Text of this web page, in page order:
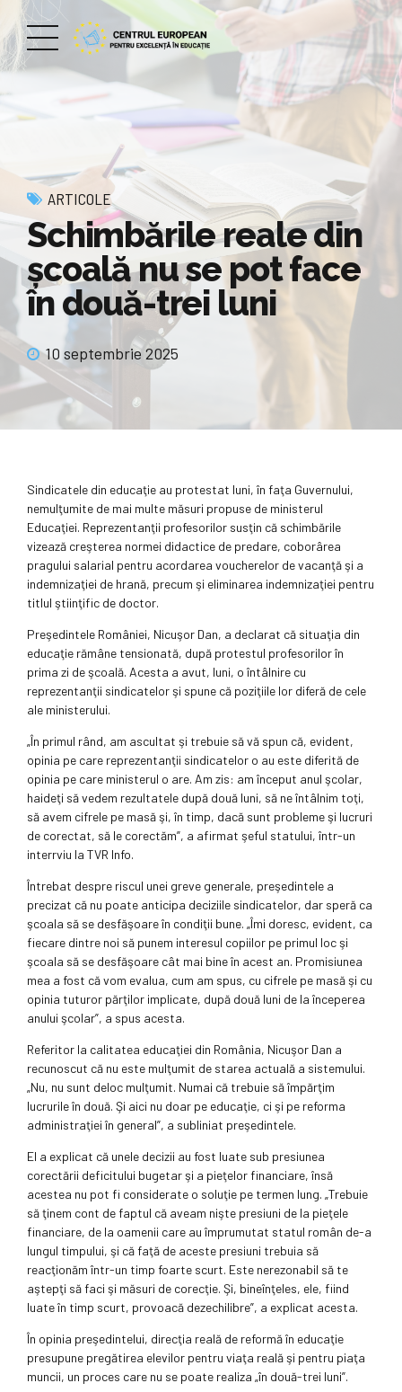
ARTICOLE
Schimbările reale din
şcoală nu se pot face
în două-trei luni
10 septembrie 2025
Sindicatele din educaţie au protestat luni, în faţa Guvernului,
nemulţumite de mai multe măsuri propuse de ministerul
Educaţiei. Reprezentanţii profesorilor susţin că schimbările
vizează creşterea normei didactice de predare, coborârea
pragului salarial pentru acordarea voucherelor de vacanţă şi a
indemnizaţiei de hrană, precum şi eliminarea indemnizaţiei pentru
titlul ştiinţific de doctor.
Preşedintele României, Nicuşor Dan, a declarat că situaţia din
educaţie rămâne tensionată, după protestul profesorilor în
prima zi de şcoală. Acesta a avut, luni, o întâlnire cu
reprezentanţii sindicatelor şi spune că poziţiile lor diferă de cele
ale ministerului.
„În primul rând, am ascultat şi trebuie să vă spun că, evident,
opinia pe care reprezentanţii sindicatelor o au este diferită de
opinia pe care ministerul o are. Am zis: am început anul şcolar,
haideţi să vedem rezultatele după două luni, să ne întâlnim toţi,
să avem cifrele pe masă şi, în timp, dacă sunt probleme şi lucruri
de corectat, să le corectăm”, a afirmat şeful statului, într-un
interrviu la TVR Info.
Întrebat despre riscul unei greve generale, preşedintele a
precizat că nu poate anticipa deciziile sindicatelor, dar speră ca
şcoala să se desfăşoare în condiţii bune. „Îmi doresc, evident, ca
fiecare dintre noi să punem interesul copiilor pe primul loc şi
şcoala să se desfăşoare cât mai bine în acest an. Promisiunea
mea a fost că vom evalua, cum am spus, cu cifrele pe masă şi cu
opinia tuturor părţilor implicate, după două luni de la începerea
anului şcolar”, a spus acesta.
Referitor la calitatea educaţiei din România, Nicuşor Dan a
recunoscut că nu este mulţumit de starea actuală a sistemului.
„Nu, nu sunt deloc mulţumit. Numai că trebuie să împărţim
lucrurile în două. Şi aici nu doar pe educaţie, ci şi pe reforma
administraţiei în general”, a subliniat preşedintele.
El a explicat că unele decizii au fost luate sub presiunea
corectării deficitului bugetar şi a pieţelor financiare, însă
acestea nu pot fi considerate o soluţie pe termen lung. „Trebuie
să ţinem cont de faptul că aveam nişte presiuni de la pieţele
financiare, de la oamenii care au împrumutat statul român de-a
lungul timpului, şi că faţă de aceste presiuni trebuia să
reacţionăm într-un timp foarte scurt. Este nerezonabil să te
aştepţi să faci şi măsuri de corecţie. Şi, bineînţeles, ele, fiind
luate în timp scurt, provoacă dezechilibre”, a explicat acesta.
În opinia preşedintelui, direcţia reală de reformă în educaţie
presupune pregătirea elevilor pentru viaţa reală şi pentru piaţa
muncii, un proces care nu se poate realiza „în două-trei luni”.